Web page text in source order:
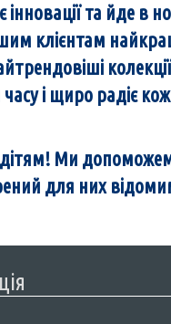
інновації та йде
клієнтам
часу і щиро радіє
Ми
для них